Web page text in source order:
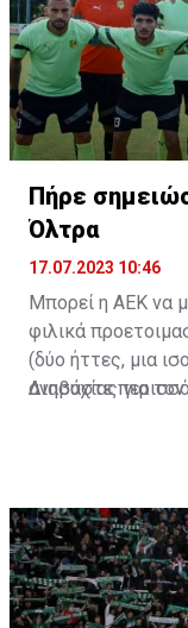
Πήρε
Όλτρα
17.07.2023 10:46
Μπορεί η ΑΕΚ να
φιλικά
(δύο ήττες, μια
ανησυχίας για
Διαβάστε